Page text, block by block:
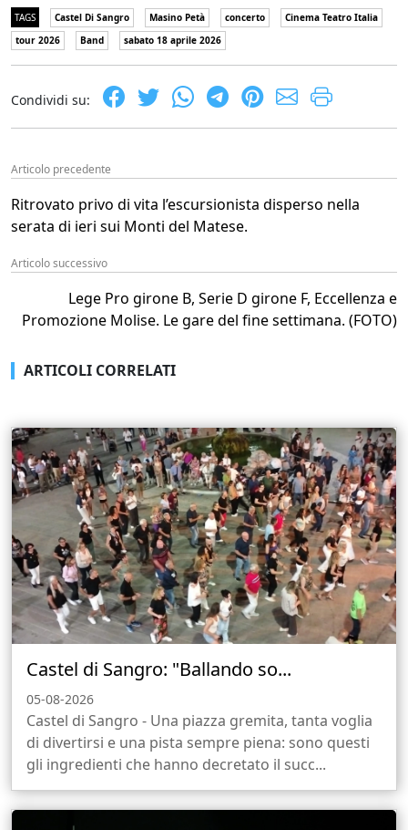
TAGS Castel Di Sangro Masino Petà concerto
Cinema Teatro Italia
tour 2026
Band sabato 18 aprile 2026
Condividi su:
Articolo precedente
Ritrovato privo di vita l’escursionista disperso nella
serata di ieri sui Monti del Matese.
Articolo successivo
Lege Pro girone B, Serie D girone F, Eccellenza e
Promozione Molise. Le gare del fine settimana. (FOTO)
ARTICOLI CORRELATI
Castel di Sangro: "Ballando so...
05-08-2026
Castel di Sangro - Una piazza gremita, tanta voglia
di divertirsi e una pista sempre piena: sono questi
gli ingredienti che hanno decretato il succ...